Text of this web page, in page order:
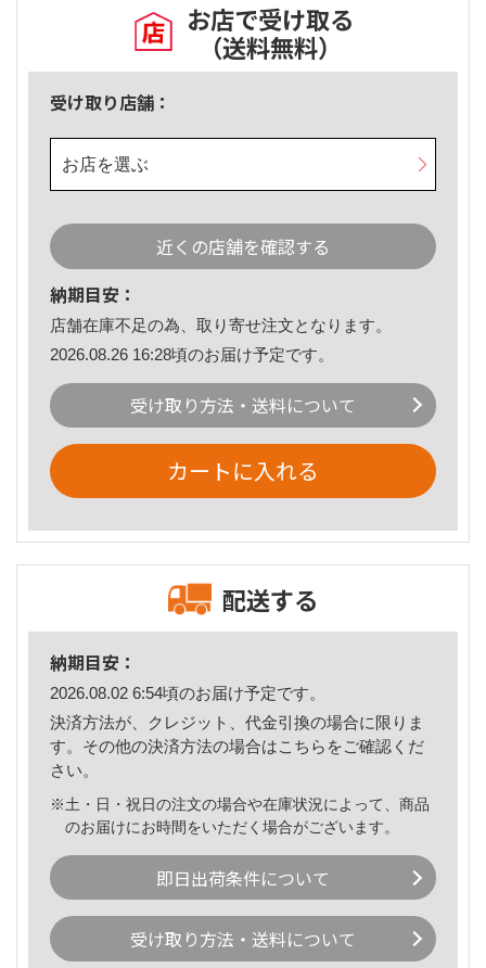
お店で受け取る
（送料無料）
受け取り店舗：
お店を選ぶ
近くの店舗を確認する
納期目安：
店舗在庫不足の為、取り寄せ注文となります。
2026.08.26 16:28頃のお届け予定です。
受け取り方法・送料について
カートに入れる
配送する
納期目安：
2026.08.02 6:54頃のお届け予定です。
決済方法が、クレジット、代金引換の場合に限りま
す。その他の決済方法の場合はこちら をご確認くだ
さい。
※土・日・祝日の注文の場合や在庫状況によって、商品
のお届けにお時間をいただく場合がございます。
即日出荷条件について
受け取り方法・送料について